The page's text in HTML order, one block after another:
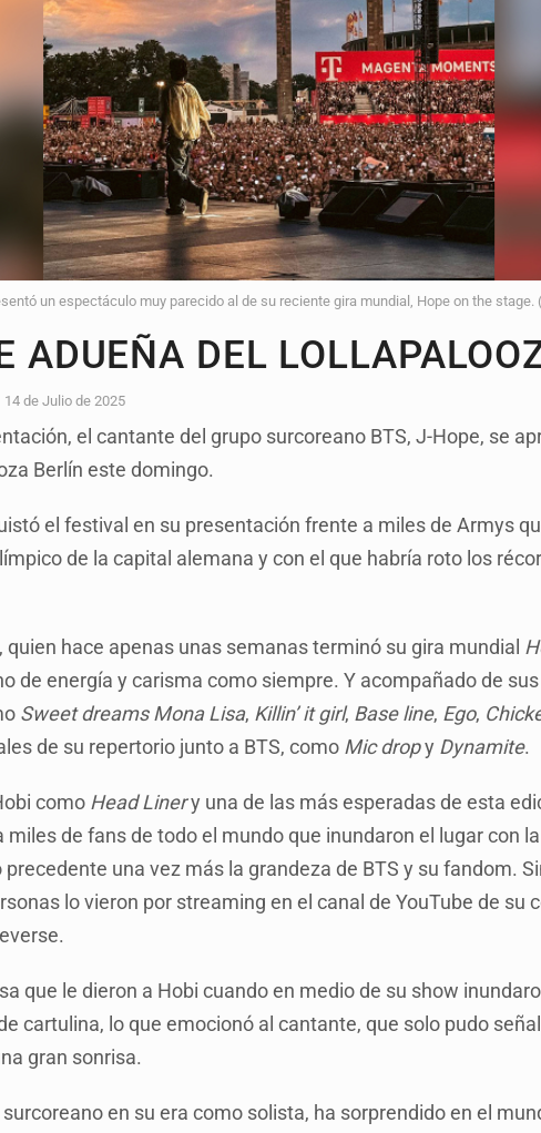
a secuestradora buscada desde 2012
un espectáculo muy parecido al de su reciente gira mundial, Hope on the stage.
ADUEÑA DEL
14 de Julio de 2025
el cantante del grupo surcoreano BTS, J-Hope, se
Berlín este domingo.
el festival en su presentación frente a miles de Armys
de la capital alemana y con el que habría roto los
quien hace apenas unas semanas terminó su gira mundial
de energía y carisma como siempre. Y acompañado de
Sweet dreams Mona Lisa, Killin’ it girl, Base line, Ego,
de su repertorio junto a BTS, como Mic dropy Dynamite.
como Head Linery una de las más esperadas de esta
miles de fans de todo el mundo que inundaron el lugar con
una vez más la grandeza de BTS y su fandom.
lo vieron por streaming en el canal de YouTube de su
que le dieron a Hobi cuando en medio de su show
cartulina, lo que emocionó al cantante, que solo pudo
gran sonrisa.
en su era como solista, ha sorprendido en el